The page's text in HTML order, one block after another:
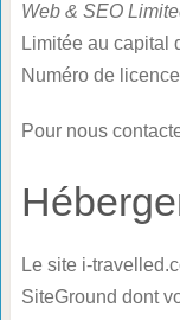
Web & SEO
Limitée au capital
Numéro de
Pour nous
Le site i-
SiteGround dont